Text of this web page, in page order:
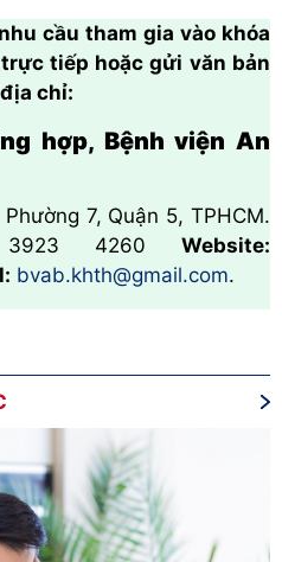
cầu tham gia vào khóa
tiếp hoặc gửi văn bản
chỉ:
hợp, Bệnh viện An
7, Quận 5, TPHCM.
4260Website:
bvab.khth@gmail.com.